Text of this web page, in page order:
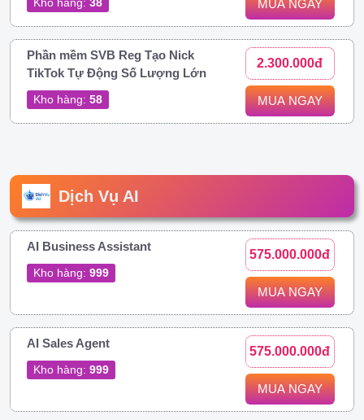
MUA NGAY
Phần mềm SVB Reg Tạo Nick
TikTok Tự Động Số Lượng Lớn
Kho hàng: 58
2.300.000đ
MUA NGAY
Dịch Vụ AI
AI Business Assistant
Kho hàng: 999
575.000.000đ
MUA NGAY
AI Sales Agent
Kho hàng: 999
575.000.000đ
MUA NGAY